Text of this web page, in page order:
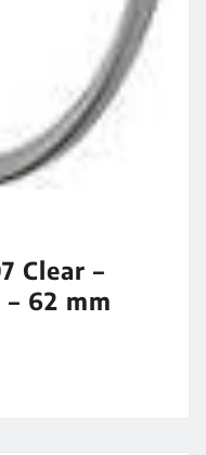
Clear –
62 mm